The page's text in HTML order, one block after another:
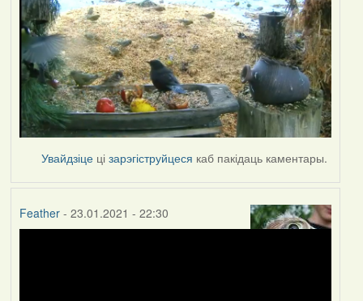
Увайдзіце цізарэгіструйцеся каб пакідаць каментары.
Feather- 23.01.2021 - 22:30